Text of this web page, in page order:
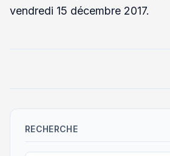
vendredi 15 décembre 2017.
RECHERCHE